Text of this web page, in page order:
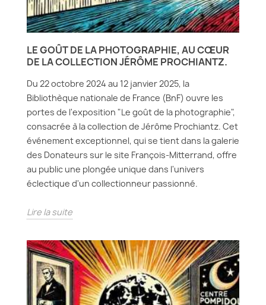
LE GOÛT DE LA PHOTOGRAPHIE, AU CŒUR
DE LA COLLECTION JÉRÔME PROCHIANTZ.
Du 22 octobre 2024 au 12 janvier 2025, la
Bibliothèque nationale de France (BnF) ouvre les
portes de l'exposition "Le goût de la photographie",
consacrée à la collection de Jérôme Prochiantz. Cet
événement exceptionnel, qui se tient dans la galerie
des Donateurs sur le site François-Mitterrand, offre
au public une plongée unique dans l'univers
éclectique d'un collectionneur passionné.
Lire la suite